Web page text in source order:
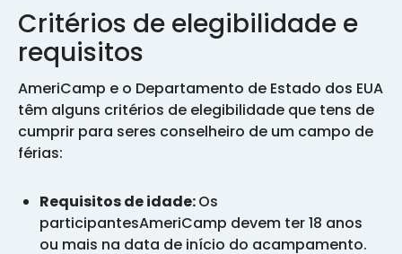
Critérios de elegibilidade e
requisitos
AmeriCamp e o Departamento de Estado dos EUA
têm alguns critérios de elegibilidade que tens de
cumprir para seres conselheiro de um campo de
férias:
Requisitos de idade:Os
participantesAmeriCamp devem ter 18 anos
ou mais na data de início do acampamento.